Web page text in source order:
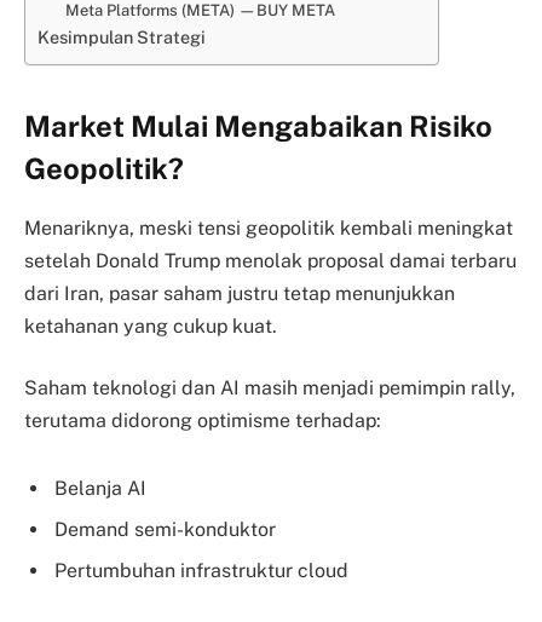
Meta Platforms (META) —BUY META
Kesimpulan Strategi
Market Mulai Mengabaikan Risiko
Geopolitik?
Menariknya, meski tensi geopolitik kembali meningkat
setelah Donald Trump menolak proposal damai terbaru
dari Iran, pasar saham justru tetap menunjukkan
ketahanan yang cukup kuat.
Saham teknologi dan AI masih menjadi pemimpin rally,
terutama didorong optimisme terhadap:
Belanja AI
Demand semi-konduktor
Pertumbuhan infrastruktur cloud